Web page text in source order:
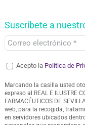
Suscríbete a
Acepto la Política de
Marcando la casilla usted
expreso al REAL E ILUSTRE
FARMACÉUTICOS DE
web, para la recogida,
en servidores ubicados